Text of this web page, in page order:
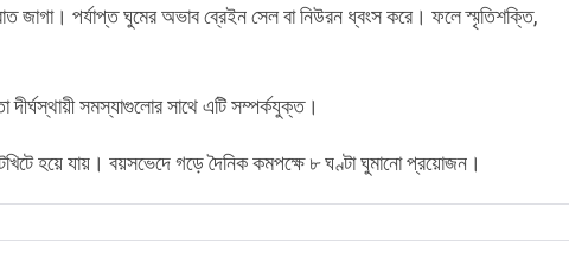
জাগা। পর্যাপ্ত ঘুমের অভাব ব্রেইন সেল বা নিউরন ধ্বংস করে। ফলে স্মৃতিশক্তি,
সমস্যাগুলোর সাথে এটি সম্পর্কযুক্ত।
হয়ে যায়। বয়সভেদে গড়ে দৈনিক কমপক্ষে ৮ ঘণ্টা ঘুমানো প্রয়োজন।